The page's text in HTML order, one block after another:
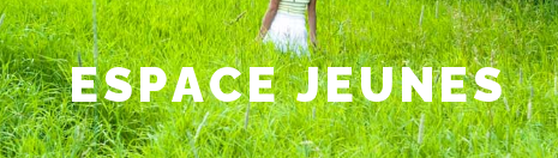
ESPACE JEUNES